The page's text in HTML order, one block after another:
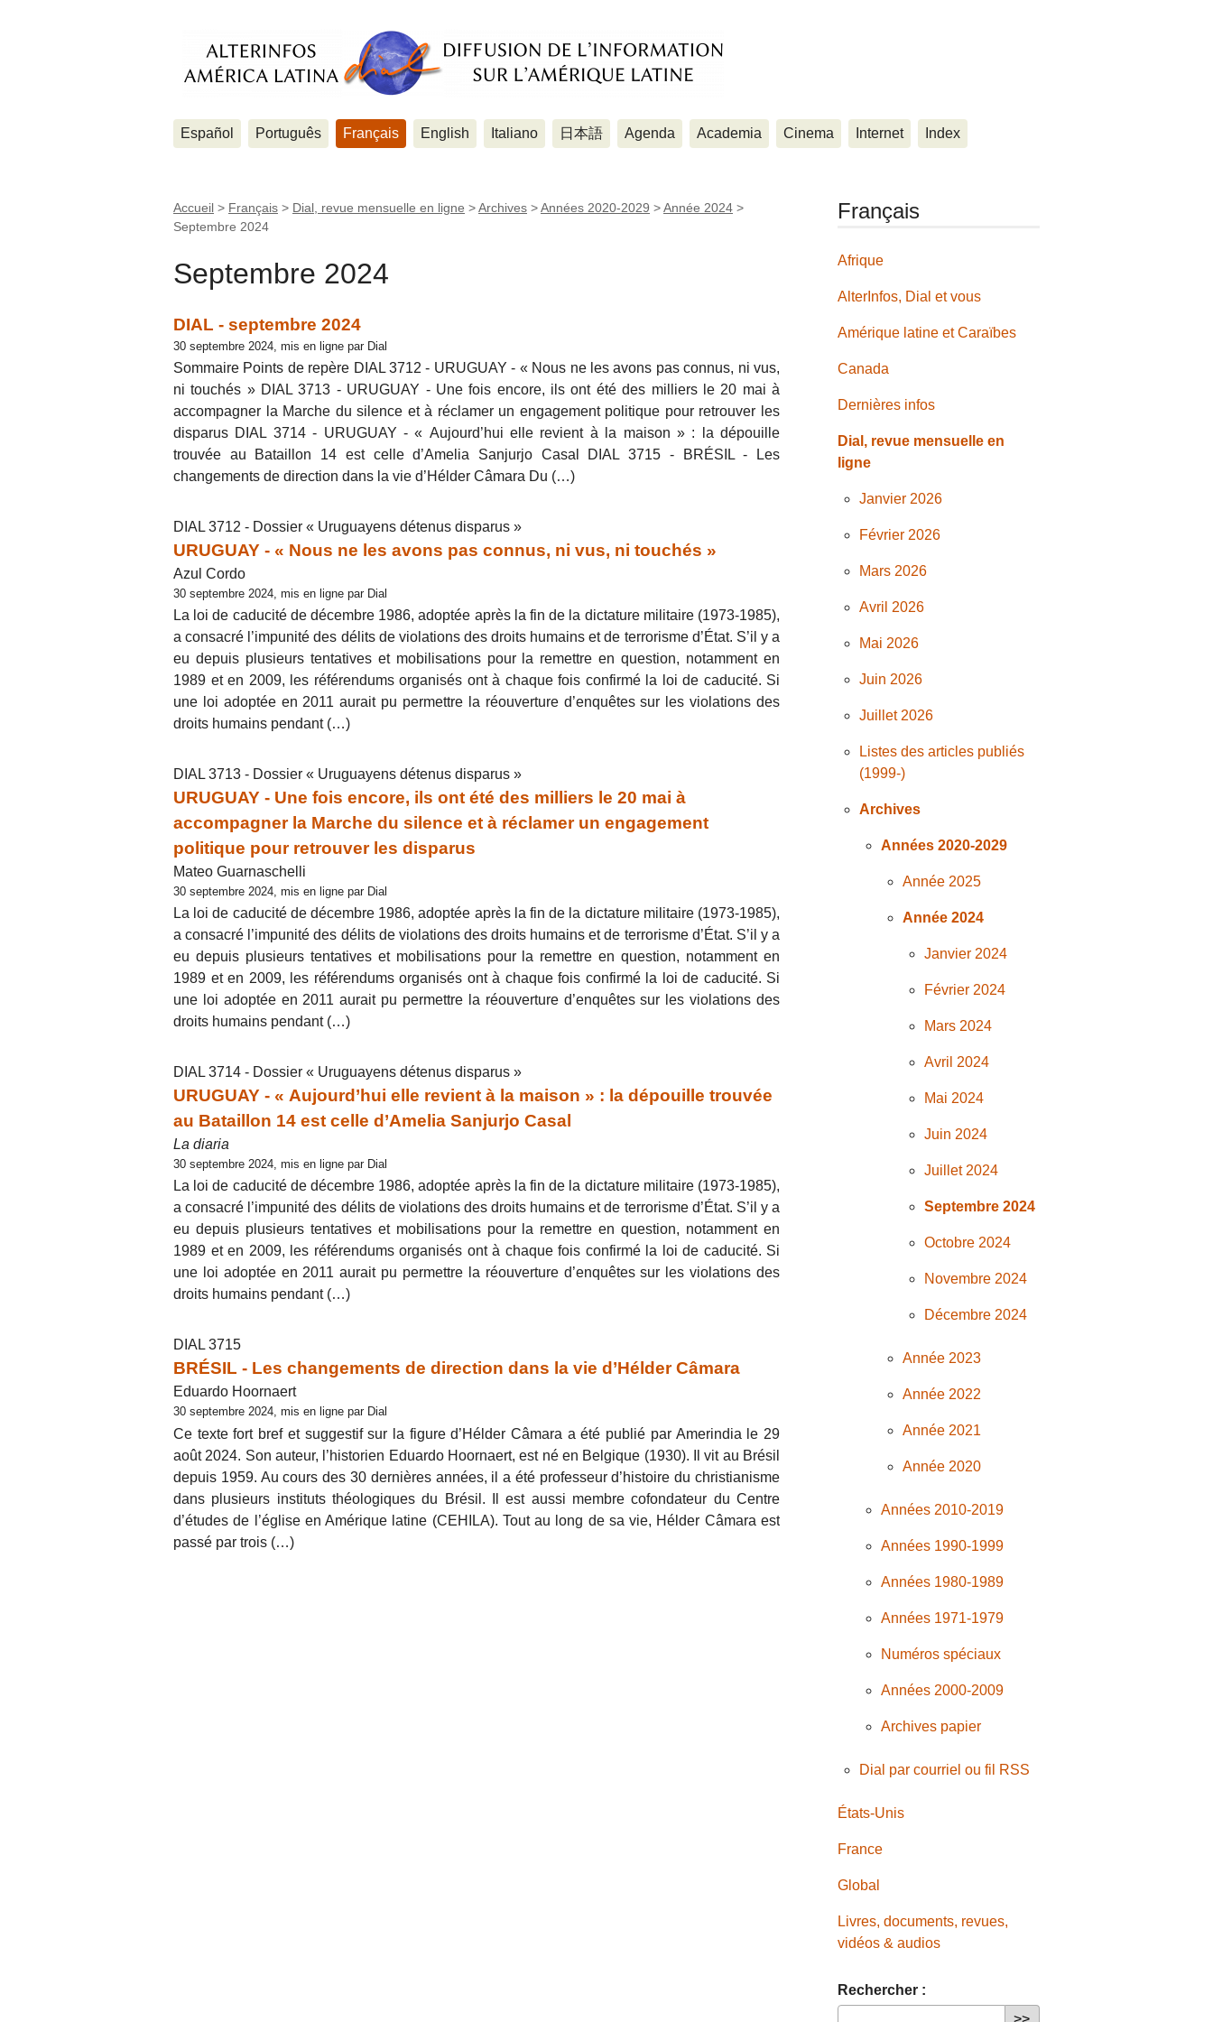
Español Português Français English Italiano 日本語 Agenda Academia Cinema Internet Index
Accueil > Français > Dial, revue mensuelle en ligne >Archives >Années 2020-2029 >Année 2024 >
Septembre 2024
Septembre 2024
DIAL - septembre 2024
30 septembre 2024, mis en ligne par Dial
Sommaire Points de repère DIAL 3712 - URUGUAY - « Nous ne les avons pas connus, ni vus,
ni touchés » DIAL 3713 - URUGUAY - Une fois encore, ils ont été des milliers le 20 mai à
accompagner la Marche du silence et à réclamer un engagement politique pour retrouver les
disparus DIAL 3714 - URUGUAY - « Aujourd’hui elle revient à la maison » : la dépouille
trouvée au Bataillon 14 est celle d’Amelia Sanjurjo Casal DIAL 3715 - BRÉSIL - Les
changements de direction dans la vie d’Hélder Câmara Du (…)
DIAL 3712 - Dossier « Uruguayens détenus disparus »
URUGUAY - « Nous ne les avons pas connus, ni vus, ni touchés »
Azul Cordo
30 septembre 2024, mis en ligne par Dial
La loi de caducité de décembre 1986, adoptée après la fin de la dictature militaire (1973-1985),
a consacré l’impunité des délits de violations des droits humains et de terrorisme d’État. S’il y a
eu depuis plusieurs tentatives et mobilisations pour la remettre en question, notamment en
1989 et en 2009, les référendums organisés ont à chaque fois confirmé la loi de caducité. Si
une loi adoptée en 2011 aurait pu permettre la réouverture d’enquêtes sur les violations des
droits humains pendant (…)
DIAL 3713 - Dossier « Uruguayens détenus disparus »
URUGUAY - Une fois encore, ils ont été des milliers le 20 mai à
accompagner la Marche du silence et à réclamer un engagement
politique pour retrouver les disparus
Mateo Guarnaschelli
30 septembre 2024, mis en ligne par Dial
La loi de caducité de décembre 1986, adoptée après la fin de la dictature militaire (1973-1985),
a consacré l’impunité des délits de violations des droits humains et de terrorisme d’État. S’il y a
eu depuis plusieurs tentatives et mobilisations pour la remettre en question, notamment en
1989 et en 2009, les référendums organisés ont à chaque fois confirmé la loi de caducité. Si
une loi adoptée en 2011 aurait pu permettre la réouverture d’enquêtes sur les violations des
droits humains pendant (…)
DIAL 3714 - Dossier « Uruguayens détenus disparus »
URUGUAY - « Aujourd’hui elle revient à la maison » : la dépouille trouvée
au Bataillon 14 est celle d’Amelia Sanjurjo Casal
La diaria
30 septembre 2024, mis en ligne par Dial
La loi de caducité de décembre 1986, adoptée après la fin de la dictature militaire (1973-1985),
a consacré l’impunité des délits de violations des droits humains et de terrorisme d’État. S’il y a
eu depuis plusieurs tentatives et mobilisations pour la remettre en question, notamment en
1989 et en 2009, les référendums organisés ont à chaque fois confirmé la loi de caducité. Si
une loi adoptée en 2011 aurait pu permettre la réouverture d’enquêtes sur les violations des
droits humains pendant (…)
DIAL 3715
BRÉSIL - Les changements de direction dans la vie d’Hélder Câmara
Eduardo Hoornaert
30 septembre 2024, mis en ligne par Dial
Ce texte fort bref et suggestif sur la figure d’Hélder Câmara a été publié par Amerindia le 29
août 2024. Son auteur, l’historien Eduardo Hoornaert, est né en Belgique (1930). Il vit au Brésil
depuis 1959. Au cours des 30 dernières années, il a été professeur d’histoire du christianisme
dans plusieurs instituts théologiques du Brésil. Il est aussi membre cofondateur du Centre
d’études de l’église en Amérique latine (CEHILA). Tout au long de sa vie, Hélder Câmara est
passé par trois (…)
Français
Afrique
AlterInfos, Dial et vous
Amérique latine et Caraïbes
Canada
Dernières infos
Dial, revue mensuelle en
ligne
Janvier 2026
Février 2026
Mars 2026
Avril 2026
Mai 2026
Juin 2026
Juillet 2026
Listes des articles publiés
(1999-)
Archives
Années 2020-2029
Année 2025
Année 2024
Janvier 2024
Février 2024
Mars 2024
Avril 2024
Mai 2024
Juin 2024
Juillet 2024
Septembre 2024
Octobre 2024
Novembre 2024
Décembre 2024
Année 2023
Année 2022
Année 2021
Année 2020
Années 2010-2019
Années 1990-1999
Années 1980-1989
Années 1971-1979
Numéros spéciaux
Années 2000-2009
Archives papier
Dial par courriel ou fil RSS
États-Unis
France
Global
Livres, documents, revues,
vidéos & audios
Rechercher :